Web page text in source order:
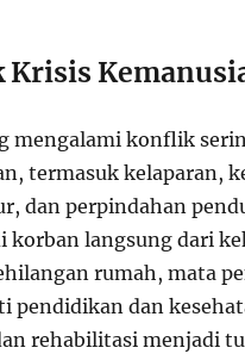
Krisis
mengalami konflik
termasuk kelaparan,
dan perpindahan
korban langsung dari
rumah, mata
pendidikan dan
rehabilitasi menjadi